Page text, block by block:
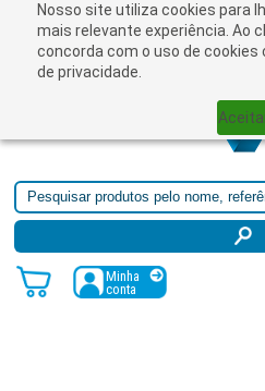
Nosso site utiliza cookies para
mais relevante experiência. Ao
concorda com o uso de
de privacidade.
Minha
conta